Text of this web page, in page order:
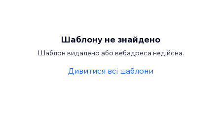
Шаблону не знайдено
Шаблон видалено або вебадреса недійсна.
Дивитися всі шаблони